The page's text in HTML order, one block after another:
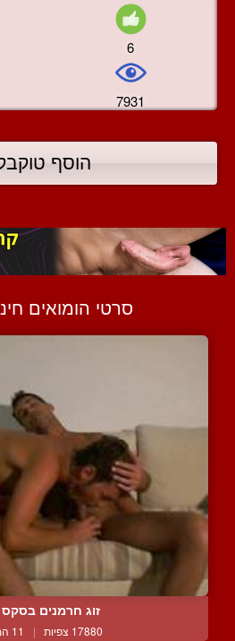
6
7931
הוסף
סרטי הומואים
זוג חרמנים
17880 צפיות | 11 המלצות